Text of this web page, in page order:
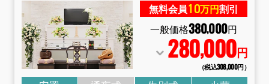
無料会員10万円割引
一般価格380,000円
280,000円
（税込308,000円）